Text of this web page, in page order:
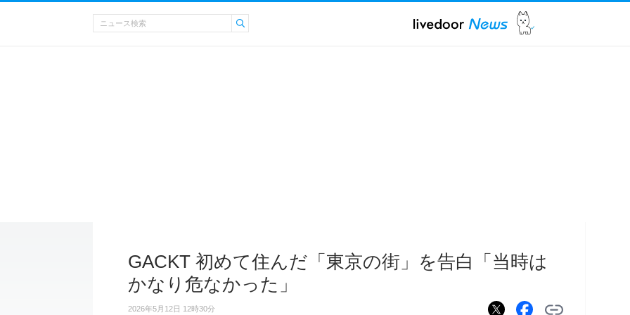
GACKT 初めて住んだ「東京の街」を告白「当時は
かなり危なかった」
2026年5月12日 12時30分